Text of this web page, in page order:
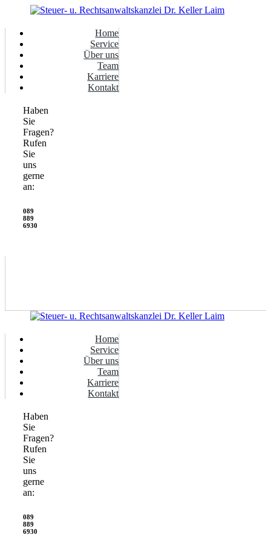
Home
Service
Über uns
Team
Karriere
Kontakt
089
889
6930
Haben
Sie
Fragen?
Rufen
Sie
uns
gerne
an:
Home
Service
Über uns
Team
Karriere
Kontakt
089
889
6930
Haben
Sie
Fragen?
Rufen
Sie
uns
gerne
an: